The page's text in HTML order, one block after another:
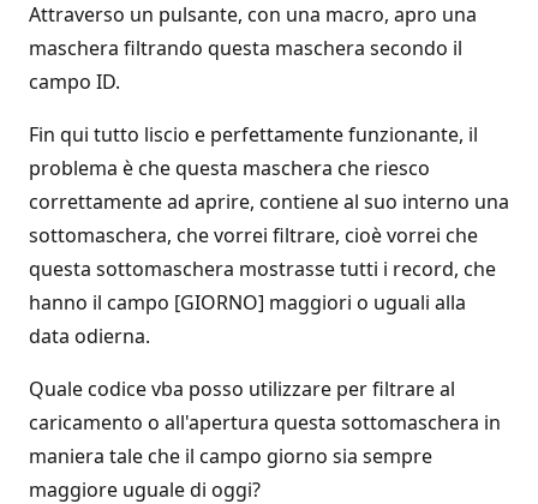
Attraverso un pulsante, con una macro, apro una
maschera filtrando questa maschera secondo il
campo ID.
Fin qui tutto liscio e perfettamente funzionante, il
problema è che questa maschera che riesco
correttamente ad aprire, contiene al suo interno una
sottomaschera, che vorrei filtrare, cioè vorrei che
questa sottomaschera mostrasse tutti i record, che
hanno il campo [GIORNO] maggiori o uguali alla
data odierna.
Quale codice vba posso utilizzare per filtrare al
caricamento o all'apertura questa sottomaschera in
maniera tale che il campo giorno sia sempre
maggiore uguale di oggi?